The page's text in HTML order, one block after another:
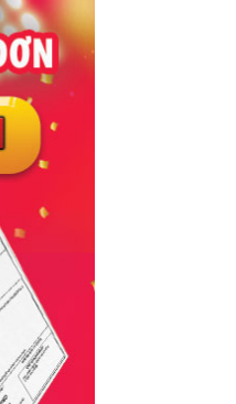
#ốp góc cột